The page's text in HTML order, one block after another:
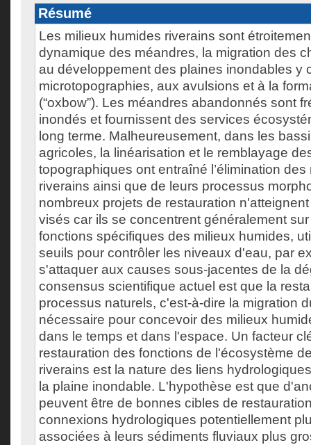
Résumé
Les milieux humides riverains sont
dynamique des méandres, la migration des
au développement des plaines inondables y
microtopographies, aux avulsions et à la
(“oxbow”). Les méandres abandonnés sont
inondés et fournissent des services
long terme. Malheureusement, dans les
agricoles, la linéarisation et le remblayage
topographiques ont entraîné l’élimination
riverains ainsi que de leurs processus
nombreux projets de restauration
visés car ils se concentrent généralement
fonctions spécifiques des milieux humides,
seuils pour contrôler les niveaux d'eau, par
s'attaquer aux causes sous-jacentes de la
consensus scientifique actuel est que la
processus naturels, c'est-à-dire la migration
nécessaire pour concevoir des milieux
dans le temps et dans l'espace. Un facteur
restauration des fonctions de l'écosystème
riverains est la nature des liens
la plaine inondable. L'hypothèse est que
peuvent être de bonnes cibles de
connexions hydrologiques potentiellement
associées à leurs sédiments fluviaux plus